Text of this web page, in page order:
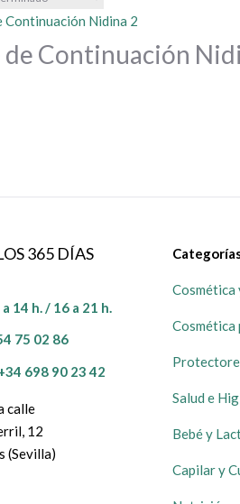
de Continuación
365 DÍAS
14 h. / 16 a 21 h.
75 02 86
698 90 23 42
calle
12
(Sevilla)
Cosmética
Cosmética
Salud e
Bebé y
Capilar y